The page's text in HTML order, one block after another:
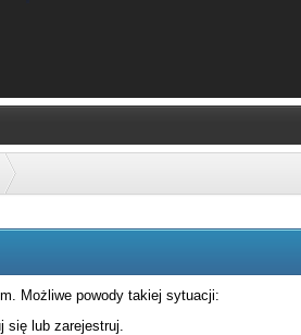
Możliwe powody takiej sytuacji:
się lub zarejestruj.